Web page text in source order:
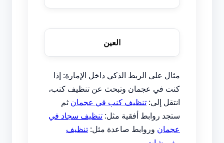
العين
مثال على الربط الذكي داخل الإمارة: إذا
كنت في عجمان وتبحث عن تنظيف كنب،
انتقل إلى: تنظيف كنب في عجمان ثم
ستجد روابط أفقية مثل: تنظيف سجاد في
عجمان وروابط صاعدة مثل: تنظيف